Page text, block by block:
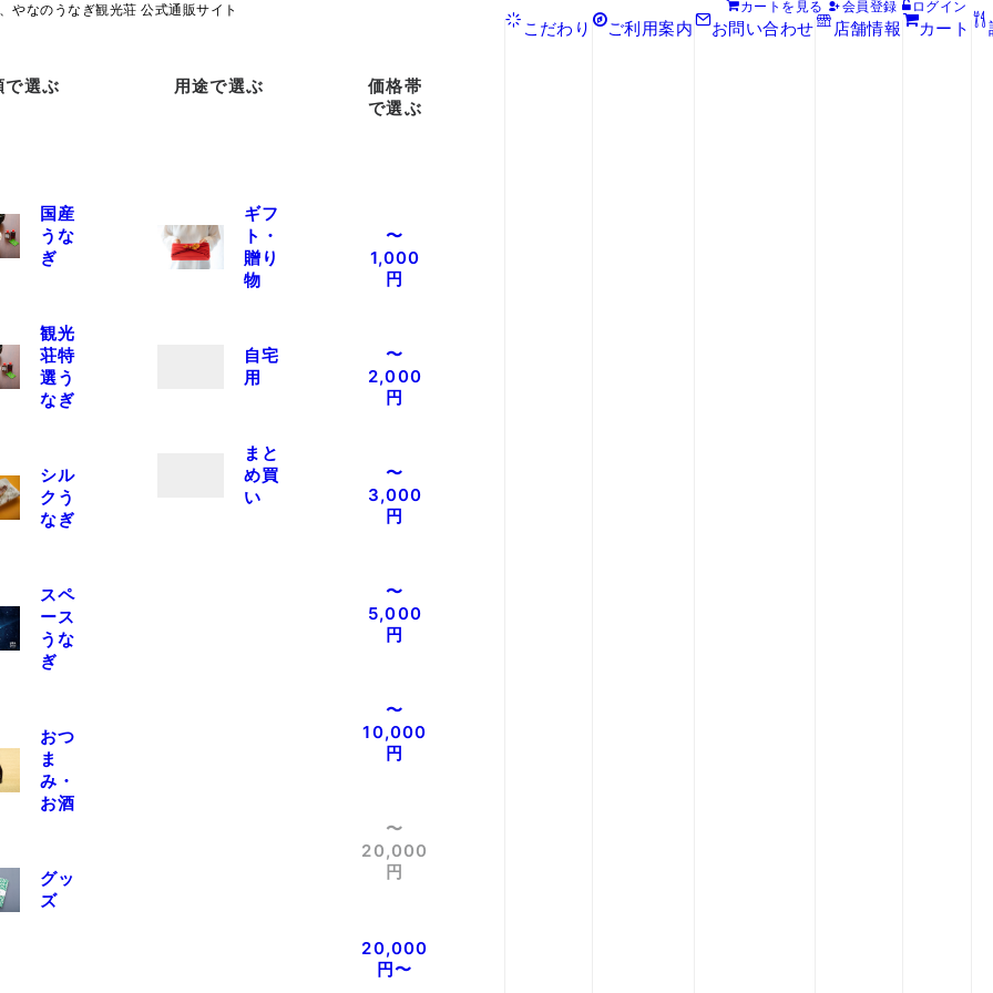
で選ぶ
国産
うな
ぎ
観光
荘特
選う
なぎ
シル
クう
なぎ
スペ
ース
うな
ぎ
おつ
ま
み・
お酒
グッ
ズ
用途で選ぶ
ギフ
ト・
贈り
物
自宅
用
まと
め買
い
価格帯
で選ぶ
〜
1,000
円
〜
2,000
円
〜
3,000
円
〜
5,000
円
〜
10,000
円
〜
20,000
円
20,000
円〜
こだわり ご利用案内 お問い合わせ 店舗情報 カート
カート を見る 会員登録 ログイン